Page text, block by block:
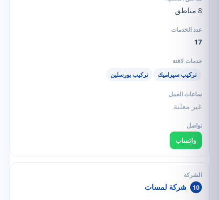
8 مناطق
17
تركيب سيراميك تركيب بورسلين
غير معلنة
واتساب
10 شركة لمسات